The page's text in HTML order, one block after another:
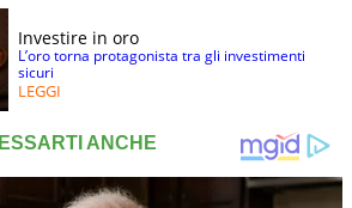
Investire in oro
L’oro torna protagonista tra gli investimenti
sicuri
LEGGI